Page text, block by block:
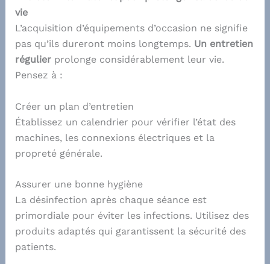
vie
L’acquisition d’équipements d’occasion ne signifie
pas qu’ils dureront moins longtemps. Un entretien
régulierprolonge considérablement leur vie.
Pensez à :
Créer un plan d’entretien
Établissez un calendrier pour vérifier l’état des
machines, les connexions électriques et la
propreté générale.
Assurer une bonne hygiène
La désinfection après chaque séance est
primordiale pour éviter les infections. Utilisez des
produits adaptés qui garantissent la sécurité des
patients.